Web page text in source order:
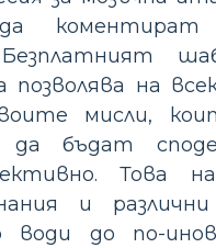
да
позволява на
мисли,
бъдат
Това
и различни
води до по-